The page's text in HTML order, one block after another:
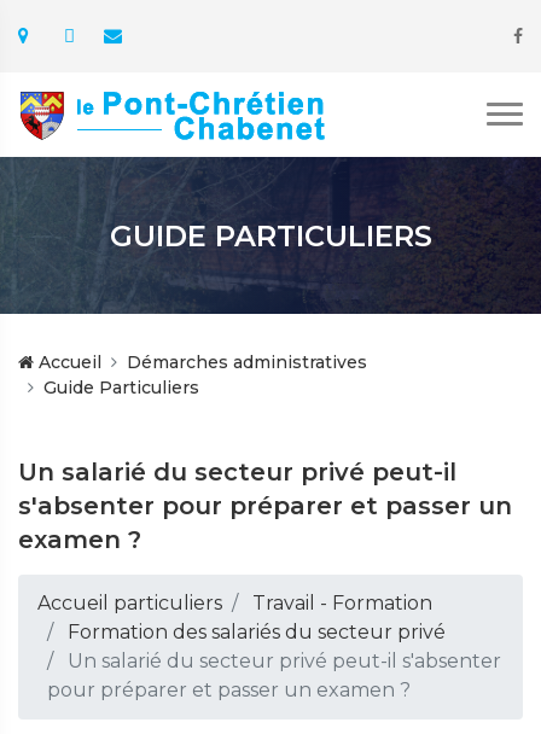
GUIDE PARTICULIERS
Accueil
Démarches administratives
Guide Particuliers
Un salarié du secteur privé peut-il
s'absenter pour préparer et passer un
examen ?
Accueil particuliers
Travail - Formation
Formation des salariés du secteur privé
Un salarié du secteur privé peut-il s'absenter
pour préparer et passer un examen ?